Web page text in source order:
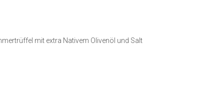
mit extra Nativem Olivenöl und Salt